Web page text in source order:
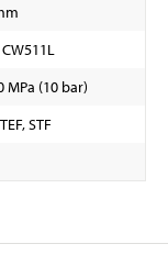
MPa (10 bar)
STF